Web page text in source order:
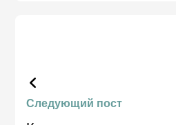
Следующий пост